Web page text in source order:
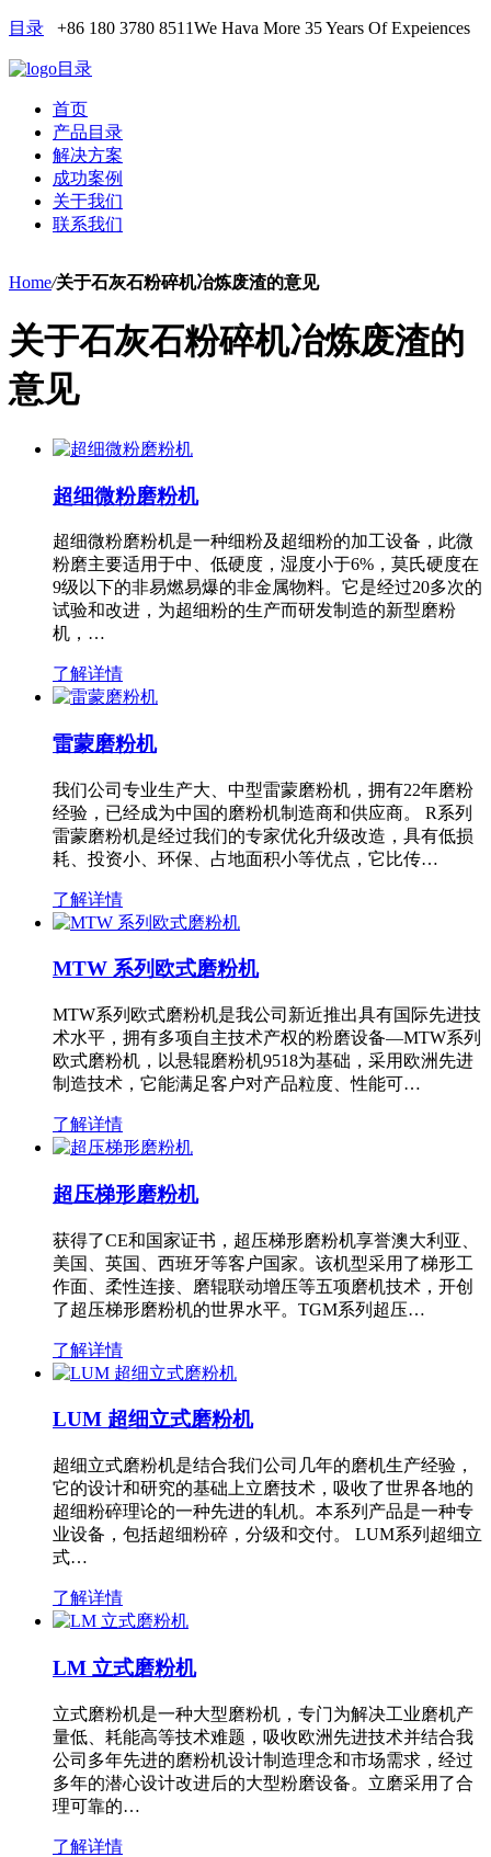
目录 +86 180 3780 8511We Hava More 35 Years Of Expeiences
目录
首页
产品目录
解决方案
成功案例
关于我们
联系我们
Home/关于石灰石粉碎机冶炼废渣的意见
关于石灰石粉碎机冶炼废渣的
意见
超细微粉磨粉机
超细微粉磨粉机是一种细粉及超细粉的加工设备，此微
粉磨主要适用于中、低硬度，湿度小于6%，莫氏硬度在
9级以下的非易燃易爆的非金属物料。它是经过20多次的
试验和改进，为超细粉的生产而研发制造的新型磨粉
机，…
了解详情
雷蒙磨粉机
我们公司专业生产大、中型雷蒙磨粉机，拥有22年磨粉
经验，已经成为中国的磨粉机制造商和供应商。 R系列
雷蒙磨粉机是经过我们的专家优化升级改造，具有低损
耗、投资小、环保、占地面积小等优点，它比传…
了解详情
MTW 系列欧式磨粉机
MTW系列欧式磨粉机是我公司新近推出具有国际先进技
术水平，拥有多项自主技术产权的粉磨设备—MTW系列
欧式磨粉机，以悬辊磨粉机9518为基础，采用欧洲先进
制造技术，它能满足客户对产品粒度、性能可…
了解详情
超压梯形磨粉机
获得了CE和国家证书，超压梯形磨粉机享誉澳大利亚、
美国、英国、西班牙等客户国家。该机型采用了梯形工
作面、柔性连接、磨辊联动增压等五项磨机技术，开创
了超压梯形磨粉机的世界水平。TGM系列超压…
了解详情
LUM 超细立式磨粉机
超细立式磨粉机是结合我们公司几年的磨机生产经验，
它的设计和研究的基础上立磨技术，吸收了世界各地的
超细粉碎理论的一种先进的轧机。本系列产品是一种专
业设备，包括超细粉碎，分级和交付。 LUM系列超细立
式…
了解详情
LM 立式磨粉机
立式磨粉机是一种大型磨粉机，专门为解决工业磨机产
量低、耗能高等技术难题，吸收欧洲先进技术并结合我
公司多年先进的磨粉机设计制造理念和市场需求，经过
多年的潜心设计改进后的大型粉磨设备。立磨采用了合
理可靠的…
了解详情